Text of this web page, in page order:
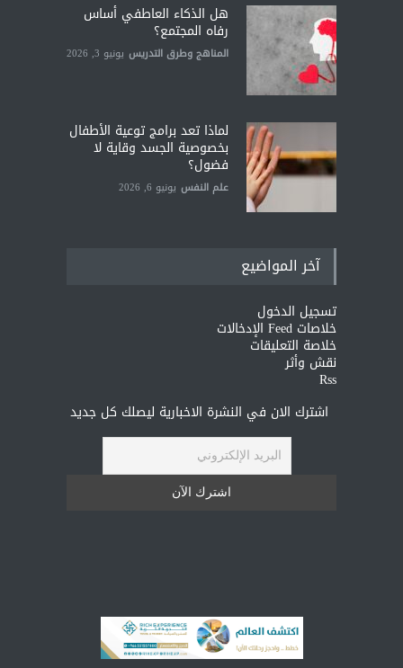
هل الذكاء العاطفي أساس
رفاه المجتمع؟
المناهج وطرق التدريس يونيو 3, 2026
لماذا تعد برامج توعية الأطفال
بخصوصية الجسد وقاية لا
فضول؟
علم النفس يونيو 6, 2026
آخر المواضيع
تسجيل الدخول
خلاصات Feed الإدخالات
خلاصة التعليقات
نقش وأثر
Rss
اشترك الان في النشرة الاخبارية ليصلك كل جديد